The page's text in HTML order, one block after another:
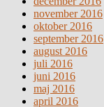
november 2016
oktober 2016
september 2016
august 2016
juli 2016
juni 2016
maj 2016
april 2016